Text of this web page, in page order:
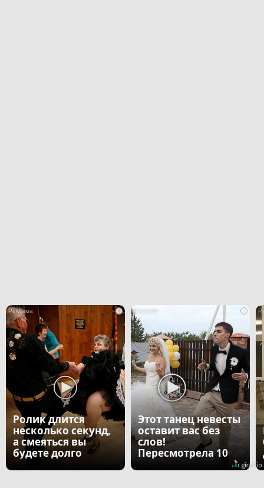
i
Ролик длится
несколько секунд,
а смеяться вы
будете долго
i
Этот танец невесты
оставит вас без
слов!
Пересмотрела 10